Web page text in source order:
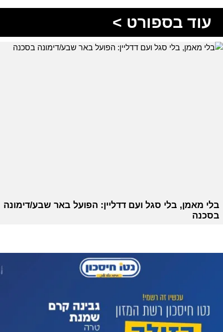
עוד בספורט >
בלי מאמן, בלי סגל ועם דדליין: הפועל באר שבע/דימונה
בסכנה